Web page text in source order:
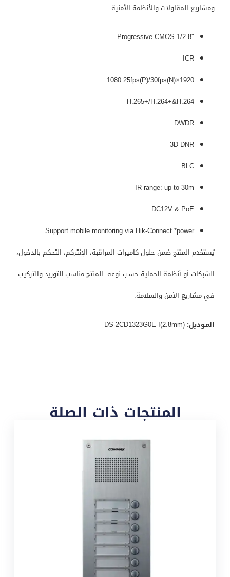
ومشاريع المقاولات والأنظمة الأمنية.
1/2.8″ Progressive CMOS
ICR
1920×1080:25fps(P)/30fps(N)
H.265+/H.264+&H.264
DWDR
3D DNR
BLC
IR range: up to 30m
DC12V & PoE
Support mobile monitoring via Hik-Connect *power
يُستخدم المنتج ضمن حلول كاميرات المراقبة، الإنتركم، التحكم بالدخول،
الشبكات أو أنظمة الحماية حسب نوعه. المنتج مناسب للتوريد والتركيب
في مشاريع الأمن والسلامة.
الموديل:
المنتجات ذات الصلة